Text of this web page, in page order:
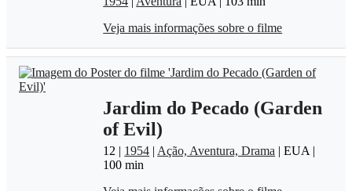
Veja mais informações sobre o filme
Jardim do Pecado (Garden
of Evil)
12 | 1954 | Ação, Aventura, Drama | EUA |
100 min